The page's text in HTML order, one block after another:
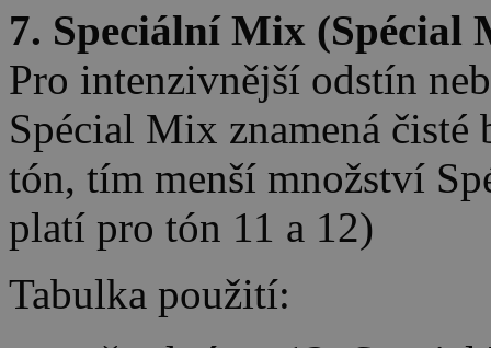
7. Speciální Mix (Spécial
Pro intenzivnější odstín
Spécial Mix znamená
tón, tím menší množství
platí pro tón 11 a 12)
Tabulka použití: